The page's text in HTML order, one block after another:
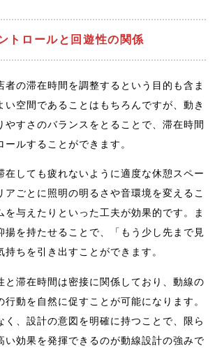
トロールと回遊性の関係
者の滞在時間を調整するという目的も含ま
い空間であることはもちろんですが、動き
やすさのバランスをとることで、滞在時間
ルすることができます。
在しても疲れないように適度な休憩スペー
アごとに照明の明るさや音環境を変えるこ
を与えたりといった工夫が効果的です。ま
揚を持たせることで、「もう少し先まで見
ちを引き出すことができます。
と滞在時間は密接に関係しており、動線の
行動を自然に促すことが可能になります。
く、設計の意図を明確に持つことで、限ら
い効果を発揮できるのが動線設計の強みで